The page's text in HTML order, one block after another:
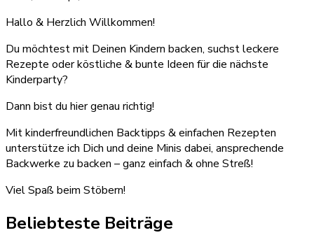
Hallo & Herzlich Willkommen!
Du möchtest mit Deinen Kindern backen, suchst leckere
Rezepte oder köstliche & bunte Ideen für die nächste
Kinderparty?
Dann bist du hier genau richtig!
Mit kinderfreundlichen Backtipps & einfachen Rezepten
unterstütze ich Dich und deine Minis dabei, ansprechende
Backwerke zu backen – ganz einfach & ohne Streß!
Viel Spaß beim Stöbern!
Beliebteste Beiträge